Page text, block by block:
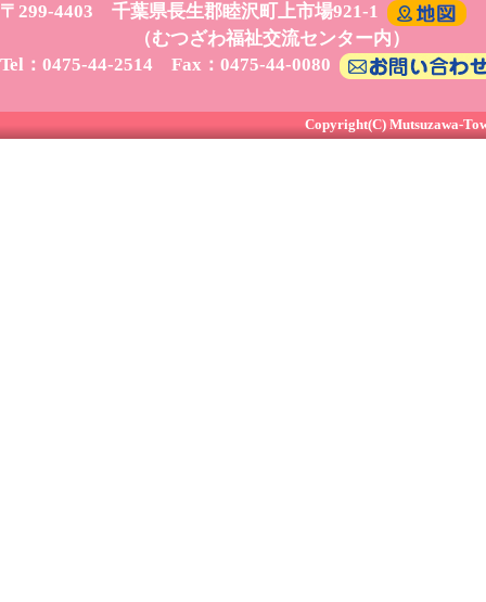
〒299-4403 千葉県長生郡睦沢町上市場921-1
（むつざわ福祉交流センター内）
Tel：0475-44-2514 Fax：0475-44-0080
Copyright(C) Mutsuzawa-